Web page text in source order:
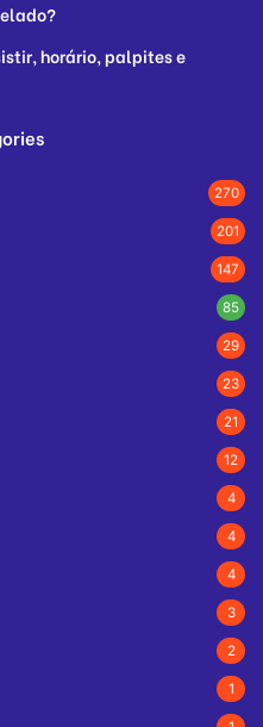
horário, palpites e
270
201
147
85
29
23
21
12
4
4
4
3
2
1